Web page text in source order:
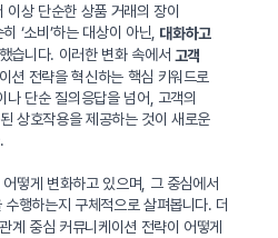
상 단순한 상품 거래의 장이
‘소비’하는 대상이 아닌, 대화하고
습니다. 이러한 변화 속에서 고객
션 전략을 혁신하는 핵심 키워드로
단순 질의응답을 넘어, 고객의
상호작용을 제공하는 것이 새로운
떻게 변화하고 있으며, 그 중심에서
수행하는지 구체적으로 살펴봅니다. 더
계 중심 커뮤니케이션 전략이 어떻게